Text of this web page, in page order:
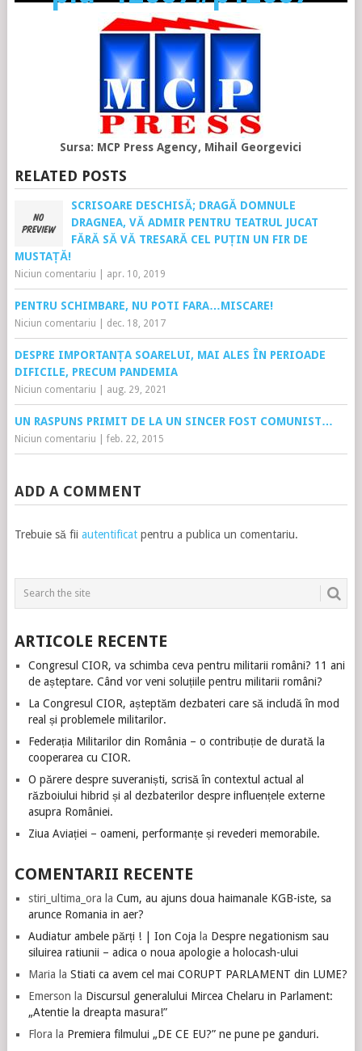
Sursa: MCP Press Agency, Mihail Georgevici
RELATED POSTS
SCRISOARE DESCHISĂ; DRAGĂ DOMNULE
DRAGNEA, VĂ ADMIR PENTRU TEATRUL JUCAT
FĂRĂ SĂ VĂ TRESARĂ CEL PUȚIN UN FIR DE
MUSTAȚĂ!
Niciun comentariu apr. 10, 2019
PENTRU SCHIMBARE, NU POTI FARA…MISCARE!
Niciun comentariu dec. 18, 2017
DESPRE IMPORTANȚA SOARELUI, MAI ALES ÎN PERIOADE
DIFICILE, PRECUM PANDEMIA
Niciun comentariu aug. 29, 2021
UN RASPUNS PRIMIT DE LA UN SINCER FOST COMUNIST…
Niciun comentariu feb. 22, 2015
ADD A COMMENT
Trebuie să fii autentificatpentru a publica un comentariu.
ARTICOLE RECENTE
Congresul CIOR, va schimba ceva pentru militarii români? 11 ani
de așteptare. Când vor veni soluțiile pentru militarii români?
La Congresul CIOR, așteptăm dezbateri care să includă în mod
real și problemele militarilor.
Federația Militarilor din România – o contribuție de durată la
cooperarea cu CIOR.
O părere despre suveraniști, scrisă în contextul actual al
războiului hibrid și al dezbaterilor despre influențele externe
asupra României.
Ziua Aviației – oameni, performanțe și revederi memorabile.
COMENTARII RECENTE
stiri_ultima_ora la Cum, au ajuns doua haimanale KGB-iste, sa
arunce Romania in aer?
Audiatur ambele părți ! | Ion Coja la Despre negationism sau
siluirea ratiunii – adica o noua apologie a holocash-ului
Maria la Stiati ca avem cel mai CORUPT PARLAMENT din LUME?
Emerson la Discursul generalului Mircea Chelaru in Parlament:
„Atentie la dreapta masura!”
Flora la Premiera filmului „DE CE EU?” ne pune pe ganduri.